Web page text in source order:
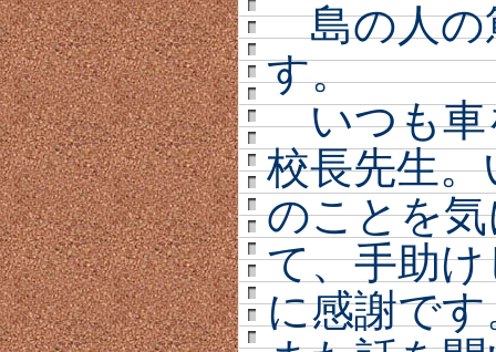
島の人の
す。
いつも車
校長先生
のことを
て、手助
に感謝で